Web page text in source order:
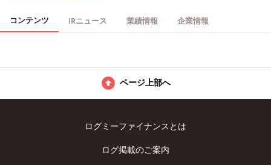
コンテンツ IRニュース 業績情報 企業情報
ページ上部へ
ログミーファイナンスとは
ログ掲載のご案内